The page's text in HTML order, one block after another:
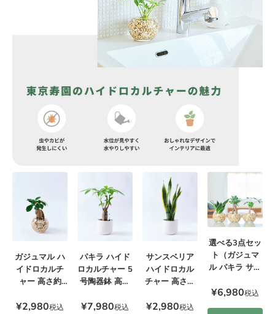
ガジュマル ハ
イドロカルチ
ャー 高さ約
¥2,980税込
パキラ ハイド
ロカルチャー 5
号陶器鉢 高さ
¥7,980税込
サンスベリア
ハイドロカル
チャー 高さ約
¥2,980税込
選べる3点セッ
ト（ガジュマ
ル パキラ サン
¥6,980税込